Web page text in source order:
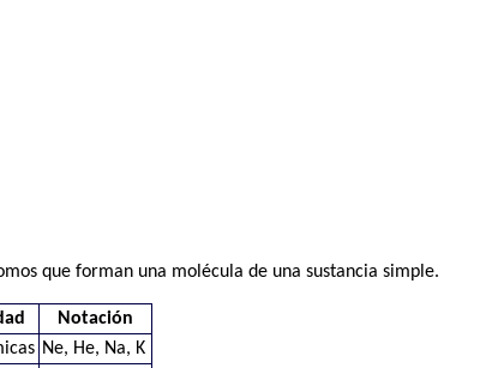
que forman una molécula de una sustancia simple.
Notación
Ne, He, Na, K